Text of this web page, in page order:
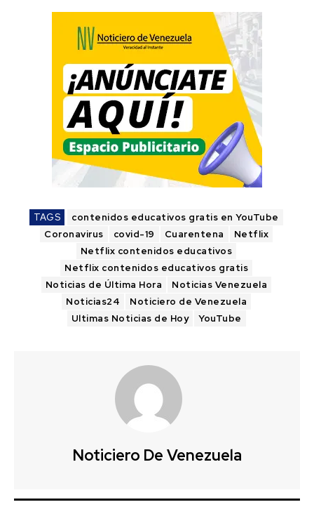
TAGS
contenidos educativos gratis en YouTube
Coronavirus
covid-19 Cuarentena
Netflix
Netflix contenidos educativos
Netflix contenidos educativos gratis
Noticias de Última Hora
Noticias Venezuela
Noticias24
Noticiero de Venezuela
Ultimas Noticias de Hoy
YouTube
Noticiero De Venezuela